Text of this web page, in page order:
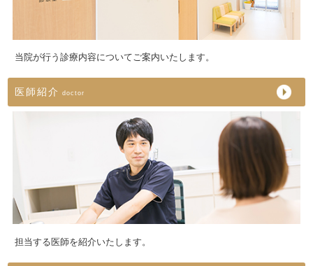
当院が行う診療内容についてご案内いたします。
医師紹介 doctor
担当する医師を紹介いたします。